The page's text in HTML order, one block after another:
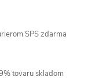
SPS zdarma
tovaru skladom